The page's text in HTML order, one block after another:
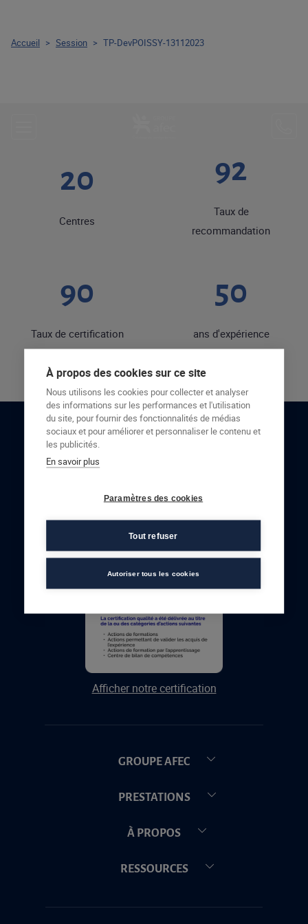
20
Centres
92
Taux de
recommandation
90
Taux de certification
50
ans d'expérience
RESTONS EN CONTACT
Afficher notre certification
GROUPE AFEC
PRESTATIONS
À PROPOS
RESSOURCES
Accueil > Session > TP-DevPOISSY-13112023
À propos des cookies sur ce site
Nous utilisons les cookies pour collecter et analyser
des informations sur les performances et l'utilisation
du site, pour fournir des fonctionnalités de médias
sociaux et pour améliorer et personnaliser le contenu et
les publicités.
En savoir plus
Paramètres des cookies
Tout refuser
Autoriser tous les cookies